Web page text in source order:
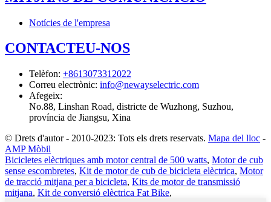
Notícies de l'empresa
CONTACTEU-NOS
Telèfon: +8613073312022
Correu electrònic: info@newayselectric.com
Afegeix:
No.88, Linshan Road, districte de Wuzhong, Suzhou,
província de Jiangsu, Xina
© Drets d'autor - 2010-2023: Tots els drets reservats. Mapa del lloc -
AMP Mòbil
Bicicletes elèctriques amb motor central de 500 watts, Motor de cub
sense escombretes, Kit de motor de cub de bicicleta elèctrica, Motor
de tracció mitjana per a bicicleta, Kits de motor de transmissió
mitjana, Kit de conversió elèctrica Fat Bike,